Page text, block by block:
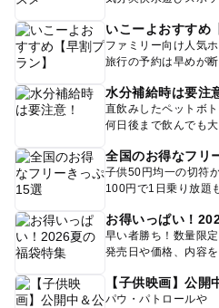
いこーよおすすめ
ファミリー向け人気ホ
旅行の予約は早めが
水分補給時は要注
直飲みしたペットボト
何日後まで飲んでも
全国のお得なフリ
子供50円均一の切符
100円で1日乗り放題
お得いっぱい！
早い者勝ち！数量限
発売日や価格、内容
【子供映画】公開
パウ・パトロールや